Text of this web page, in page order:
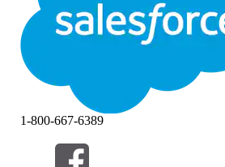
Закрыть
Фильтровать по (0)
1-800-667-6389